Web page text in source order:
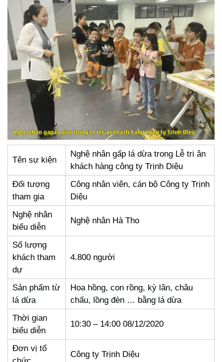
Tên sự kiện
Nghệ nhân gấp lá dừa trong Lễ tri ân
khách hàng công ty Trịnh Diệu
Đối tượng
tham gia
Công nhân viên, cán bộ Công ty Trịnh
Diệu
Nghệ nhân
biểu diễn
Nghệ nhân Hà Tho
Số lượng
khách tham
dự
4.800 người
Sản phẩm từ
lá dừa
Hoa hồng, con rồng, kỳ lân, châu
chấu, lồng đèn … bằng lá dừa
Thời gian
biểu diễn
10:30 – 14:00 08/12/2020
Đơn vị tổ
Công ty Trịnh Diệu